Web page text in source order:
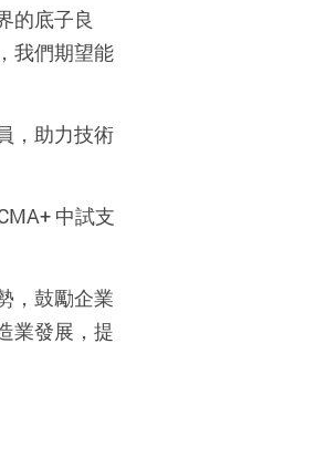
的底子良
我們期望能
，助力技術
中試支
，鼓勵企業
業發展，提